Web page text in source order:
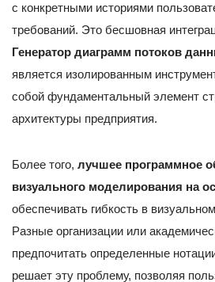
с конкретными историями
требований. Это бесшовная
Генератор диаграмм потоков
является изолированным
собой фундаментальный элемент
архитектуры предприятия.
Более того, лучшее программное
визуального моделирования на
обеспечивать гибкость в
Разные организации или
предпочитать определенные
решает эту проблему, позволяя